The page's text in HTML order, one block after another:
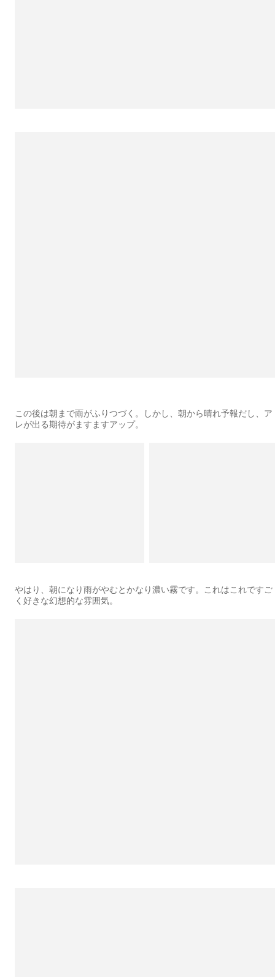
この後は朝まで雨がふりつづく。しかし、朝から晴れ予報だし、ア
レが出る期待がますますアップ。
やはり、朝になり雨がやむとかなり濃い霧です。これはこれですご
く好きな幻想的な雰囲気。